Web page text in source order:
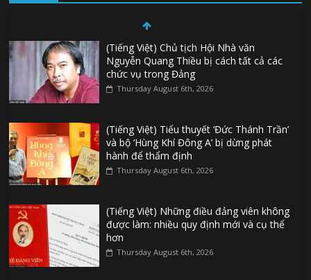
(Tiếng Việt) Chủ tịch Hội Nhà văn
Nguyễn Quang Thiều bị cách tất cả các
chức vụ trong Đảng
Thursday August 6th, 2026
(Tiếng Việt) Tiểu thuyết ‘Đức Thánh Trần’
và bộ ‘Hùng Khí Đông A’ bị dừng phát
hành để thẩm định
Thursday August 6th, 2026
(Tiếng Việt) Những điều đảng viên không
được làm: nhiều quy định mới và cụ thể
hơn
Thursday August 6th, 2026